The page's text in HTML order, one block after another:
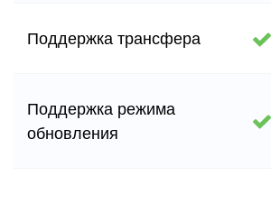
Поддержка трансфера
Поддержка режима
обновления